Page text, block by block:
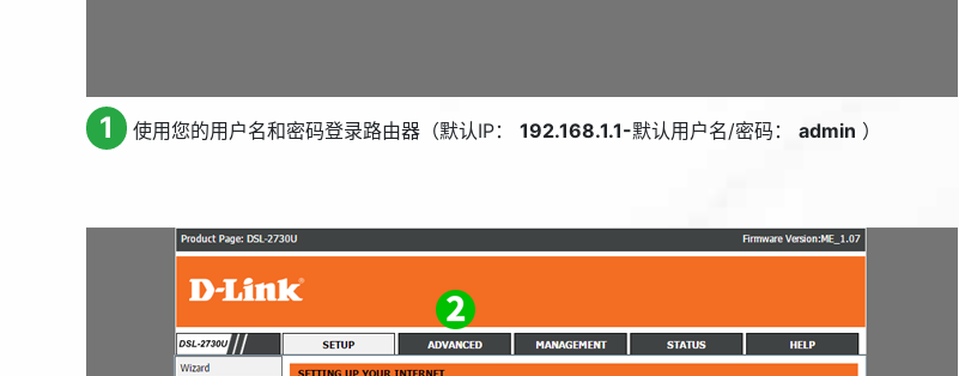
1 使用您的用户名和密码登录路由器（默认IP： 192.168.1.1-默认用户名/密码： admin ）